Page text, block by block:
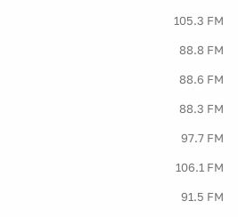
105.3 FM
88.8 FM
88.6 FM
88.3 FM
97.7 FM
106.1 FM
91.5 FM